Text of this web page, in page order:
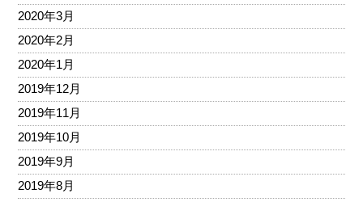
2020年3月
2020年2月
2020年1月
2019年12月
2019年11月
2019年10月
2019年9月
2019年8月